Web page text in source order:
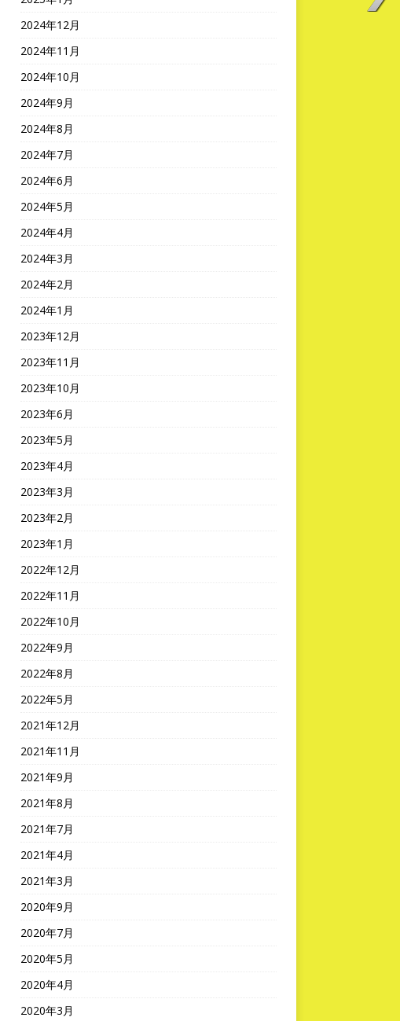
2024年12月
2024年11月
2024年10月
2024年9月
2024年8月
2024年7月
2024年6月
2024年5月
2024年4月
2024年3月
2024年2月
2024年1月
2023年12月
2023年11月
2023年10月
2023年6月
2023年5月
2023年4月
2023年3月
2023年2月
2023年1月
2022年12月
2022年11月
2022年10月
2022年9月
2022年8月
2022年5月
2021年12月
2021年11月
2021年9月
2021年8月
2021年7月
2021年4月
2021年3月
2020年9月
2020年7月
2020年5月
2020年4月
2020年3月